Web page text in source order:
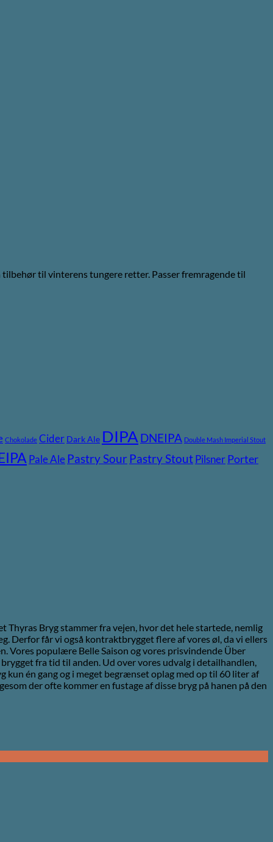
til vinterens tungere retter. Passer fremragende til
Chokolade Cider Dark Ale DIPA DNEIPA Double Mash Imperial Stout
Pale Ale Pastry Sour Pastry StoutPilsnerPorter
Bryg stammer fra vejen, hvor det hele startede, nemlig
Derfor får vi også kontraktbrygget flere af vores øl, da vi ellers
Vores populære Belle Saison og vores prisvindende Über
fra tid til anden. Ud over vores udvalg i detailhandlen,
kun én gang og i meget begrænset oplag med op til 60 liter af
der ofte kommer en fustage af disse bryg på hanen på den